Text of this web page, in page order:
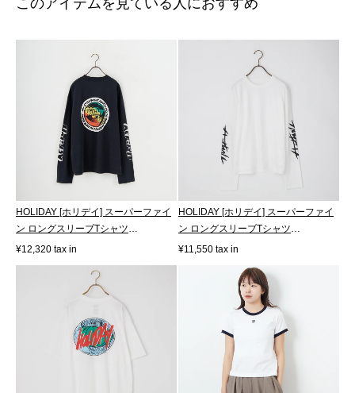
このアイテムを見ている人におすすめ
HOLIDAY [ホリデイ] スーパーファイ
ン ロングスリーブTシャツ
[25201008]
¥12,320 tax in
HOLIDAY [ホリデイ] スーパーファイ
ン ロングスリーブTシャツ
[26101015]
¥11,550 tax in